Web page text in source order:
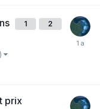
1 2
prix